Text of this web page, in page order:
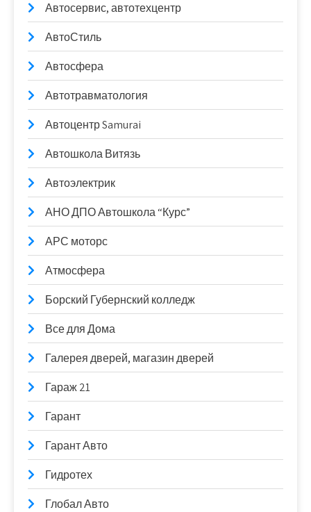
Автосервис, автотехцентр
АвтоСтиль
Автосфера
Автотравматология
Автоцентр Samurai
Автошкола Витязь
Автоэлектрик
АНО ДПО Автошкола “Курс”
АРС моторс
Атмосфера
Борский Губернский колледж
Все для Дома
Галерея дверей, магазин дверей
Гараж 21
Гарант
Гарант Авто
Гидротех
Глобал Авто